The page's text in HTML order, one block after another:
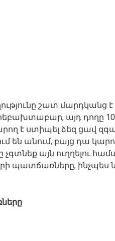
շատ մարդկանց է
այդ դողը 10
է ստիպել ձեզ ցավ
անում, բայց դա կարող
չգտնեք այն ուղղելու
պատճառները, ինչպես